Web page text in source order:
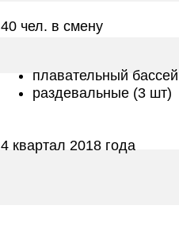
40 чел. в смену
плавательный
раздевальные (3 шт)
4 квартал 2018 года